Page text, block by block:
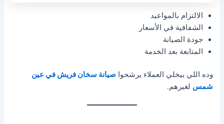
الالتزام بالمواعيد
الشفافية في الأسعار
جودة الصيانة
المتابعة بعد الخدمة
وده اللي بيخلي العملاء يرشحواصيانة سخان فريش في عين
شمس لغيرهم.